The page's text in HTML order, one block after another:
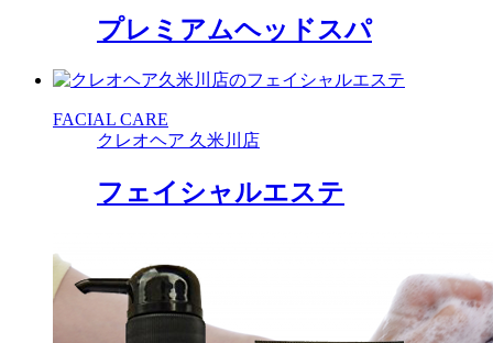
プレミアムヘッドスパ
FACIAL CARE
クレオヘア 久米川店
フェイシャルエステ